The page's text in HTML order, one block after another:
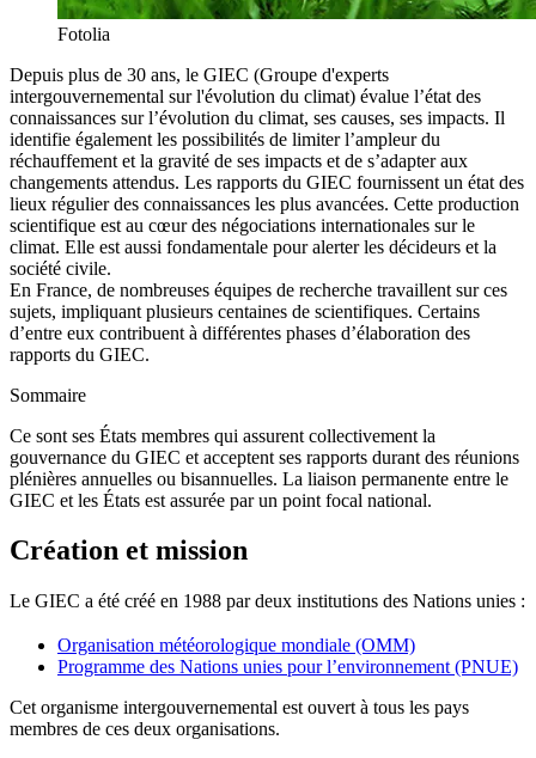
Fotolia
Depuis plus de 30 ans, le GIEC (Groupe d'experts
intergouvernemental sur l'évolution du climat) évalue l’état des
connaissances sur l’évolution du climat, ses causes, ses impacts. Il
identifie également les possibilités de limiter l’ampleur du
réchauffement et la gravité de ses impacts et de s’adapter aux
changements attendus. Les rapports du GIEC fournissent un état des
lieux régulier des connaissances les plus avancées. Cette production
scientifique est au cœur des négociations internationales sur le
climat. Elle est aussi fondamentale pour alerter les décideurs et la
société civile.
En France, de nombreuses équipes de recherche travaillent sur ces
sujets, impliquant plusieurs centaines de scientifiques. Certains
d’entre eux contribuent à différentes phases d’élaboration des
rapports du GIEC.
Sommaire
Ce sont ses États membres qui assurent collectivement la
gouvernance du GIEC et acceptent ses rapports durant des réunions
plénières annuelles ou bisannuelles. La liaison permanente entre le
GIEC et les États est assurée par un point focal national.
Création et mission
Le GIEC a été créé en 1988 par deux institutions des Nations unies :
Organisation météorologique mondiale (OMM)
Programme des Nations unies pour l’environnement (PNUE)
Cet organisme intergouvernemental est ouvert à tous les pays
membres de ces deux organisations.